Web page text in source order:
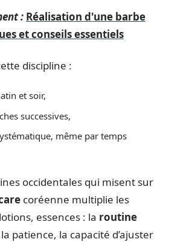
: Réalisation d'une barbe
et conseils essentiels
discipline :
et soir,
successives,
même par temps
occidentales qui misent sur
coréenne multiplie les
essences : la routine
patience, la capacité d’ajuster